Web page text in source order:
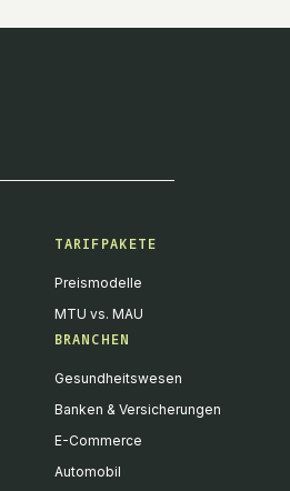
TARIFPAKETE
Preismodelle
MTU vs. MAU
BRANCHEN
Gesundheitswesen
Banken & Versicherungen
E-Commerce
Automobil